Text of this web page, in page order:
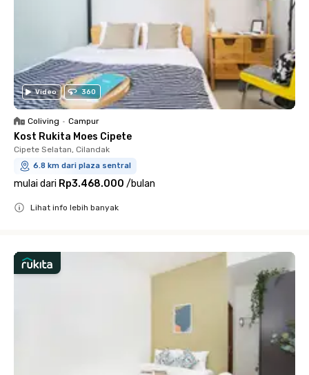
Video 360
Coliving • Campur
Kost Rukita Moes Cipete
Cipete Selatan, Cilandak
6.8 km dari plaza sentral
mulai dari Rp3.468.000 /bulan
Lihat info lebih banyak